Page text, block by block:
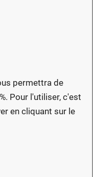
permettra de
Pour l'utiliser, c'est
en cliquant sur le